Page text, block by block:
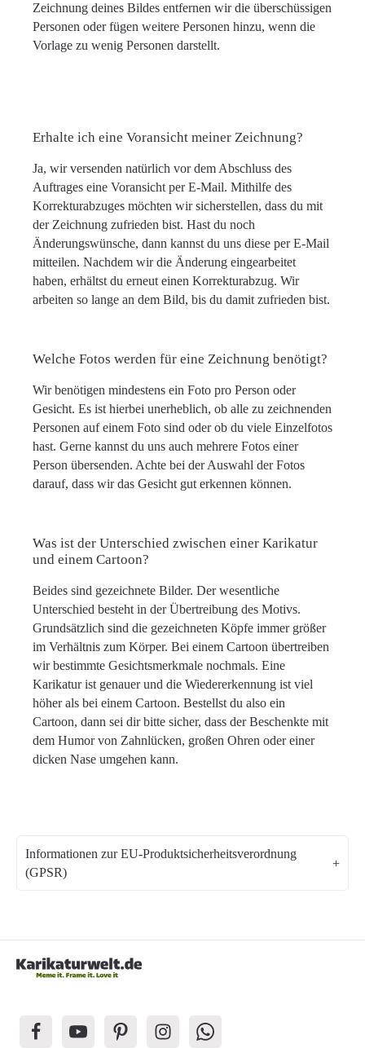
Zeichnung deines Bildes entfernen wir die überschüssigen
Personen oder fügen weitere Personen hinzu, wenn die
Vorlage zu wenig Personen darstellt.
Erhalte ich eine Voransicht meiner Zeichnung?
Ja, wir versenden natürlich vor dem Abschluss des
Auftrages eine Voransicht per E-Mail. Mithilfe des
Korrekturabzuges möchten wir sicherstellen, dass du mit
der Zeichnung zufrieden bist. Hast du noch
Änderungswünsche, dann kannst du uns diese per E-Mail
mitteilen. Nachdem wir die Änderung eingearbeitet
haben, erhältst du erneut einen Korrekturabzug. Wir
arbeiten so lange an dem Bild, bis du damit zufrieden bist.
Welche Fotos werden für eine Zeichnung benötigt?
Wir benötigen mindestens ein Foto pro Person oder
Gesicht. Es ist hierbei unerheblich, ob alle zu zeichnenden
Personen auf einem Foto sind oder ob du viele Einzelfotos
hast. Gerne kannst du uns auch mehrere Fotos einer
Person übersenden. Achte bei der Auswahl der Fotos
darauf, dass wir das Gesicht gut erkennen können.
Was ist der Unterschied zwischen einer Karikatur
und einem Cartoon?
Beides sind gezeichnete Bilder. Der wesentliche
Unterschied besteht in der Übertreibung des Motivs.
Grundsätzlich sind die gezeichneten Köpfe immer größer
im Verhältnis zum Körper. Bei einem Cartoon übertreiben
wir bestimmte Gesichtsmerkmale nochmals. Eine
Karikatur ist genauer und die Wiedererkennung ist viel
höher als bei einem Cartoon. Bestellst du also ein
Cartoon, dann sei dir bitte sicher, dass der Beschenkte mit
dem Humor von Zahnlücken, großen Ohren oder einer
dicken Nase umgehen kann.
Informationen zur EU-Produktsicherheitsverordnung
(GPSR)